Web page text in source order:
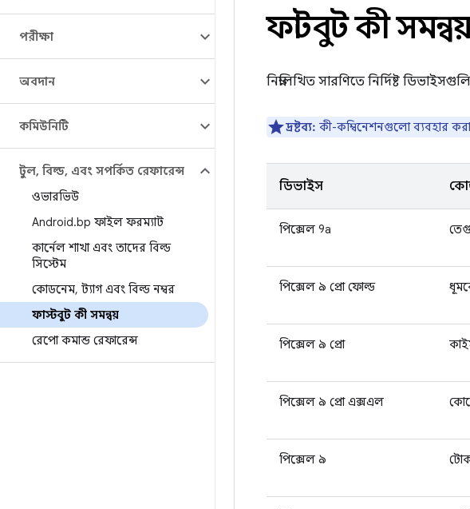
পরীক্ষা
অবদান
কমিউনিটি
টুল, বিল্ড, এবং সম্পর্কিত রেফারেন্স
ওভারভিউ
Android.bp ফাইল ফরম্যাট
কার্নেল শাখা এবং তাদের বিল্ড
সিস্টেম
কোডনেম, ট্যাগ এবং বিল্ড নম্বর
ফাস্টবুট কী সমন্বয়
রেপো কমান্ড রেফারেন্স
ফাস্টবুট কী
নিম্নলিখিত সারণিতে নির্দিষ্ট
দ্রষ্টব্য: কী-কম্বিনেশনগুলো ব্যবহার
ডিভাইস
পিক্সেল 9a তেগু
পিক্সেল ৯ প্রো ফোল্ড
পিক্সেল ৯ প্রো
পিক্সেল ৯ প্রো এক্সএল
পিক্সেল ৯